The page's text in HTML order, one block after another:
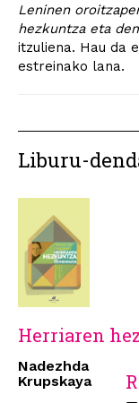
Leninen
hezkuntza eta
itzuliena. Hau da
estreinako lana.
Liburu-
Herriaren
Nadezhda
Krupskaya